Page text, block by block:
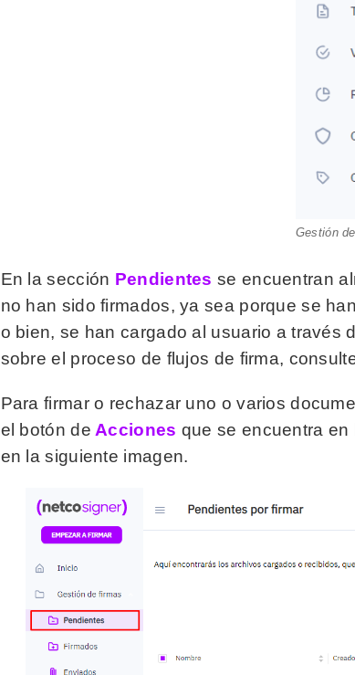
Gestión
En la sección Pendientes se encuentran
no han sido firmados, ya sea porque se
o bien, se han cargado al usuario a través
sobre el proceso de flujos de firma,
Para firmar o rechazar uno o varios
el botón de Acciones que se encuentra
en la siguiente imagen.